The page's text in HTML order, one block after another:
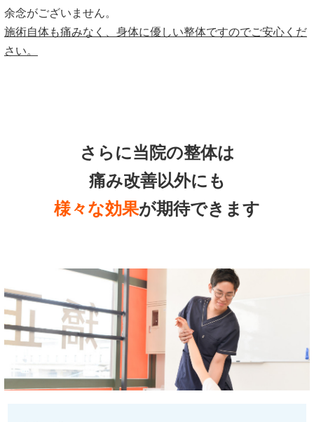
余念がございません。
施術自体も痛みなく、身体に優しい整体ですのでご安心くだ
さい。
さらに当院の整体は
痛み改善以外にも
様々な効果が期待できます